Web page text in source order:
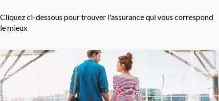
Cliquez ci-dessous pour trouver l'assurance qui vous correspond
le mieux